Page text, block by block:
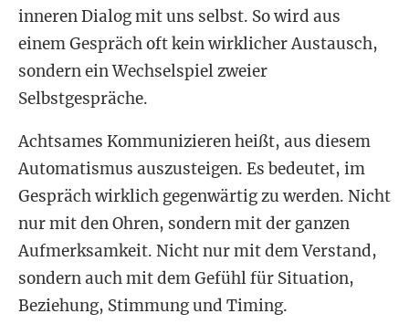
inneren Dialog mit uns selbst. So wird aus
einem Gespräch oft kein wirklicher Austausch,
sondern ein Wechselspiel zweier
Selbstgespräche.
Achtsames Kommunizieren heißt, aus diesem
Automatismus auszusteigen. Es bedeutet, im
Gespräch wirklich gegenwärtig zu werden. Nicht
nur mit den Ohren, sondern mit der ganzen
Aufmerksamkeit. Nicht nur mit dem Verstand,
sondern auch mit dem Gefühl für Situation,
Beziehung, Stimmung und Timing.